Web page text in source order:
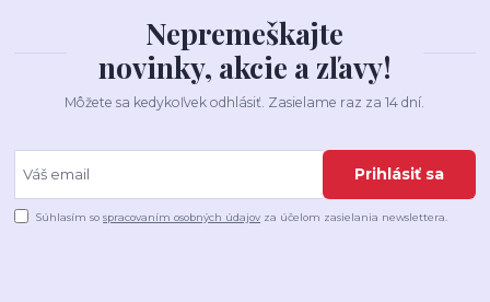
Nepremeškajte
novinky, akcie a zľavy!
Môžete sa kedykoľvek odhlásiť. Zasielame raz za 14 dní.
Prihlásiť sa
Súhlasím sospracovaním osobných údajov za účelom zasielania newslettera.